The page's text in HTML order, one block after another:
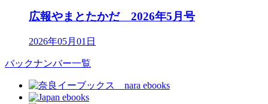
広報やまとたかだ 2026年5月号
2026年05月01日
バックナンバー一覧